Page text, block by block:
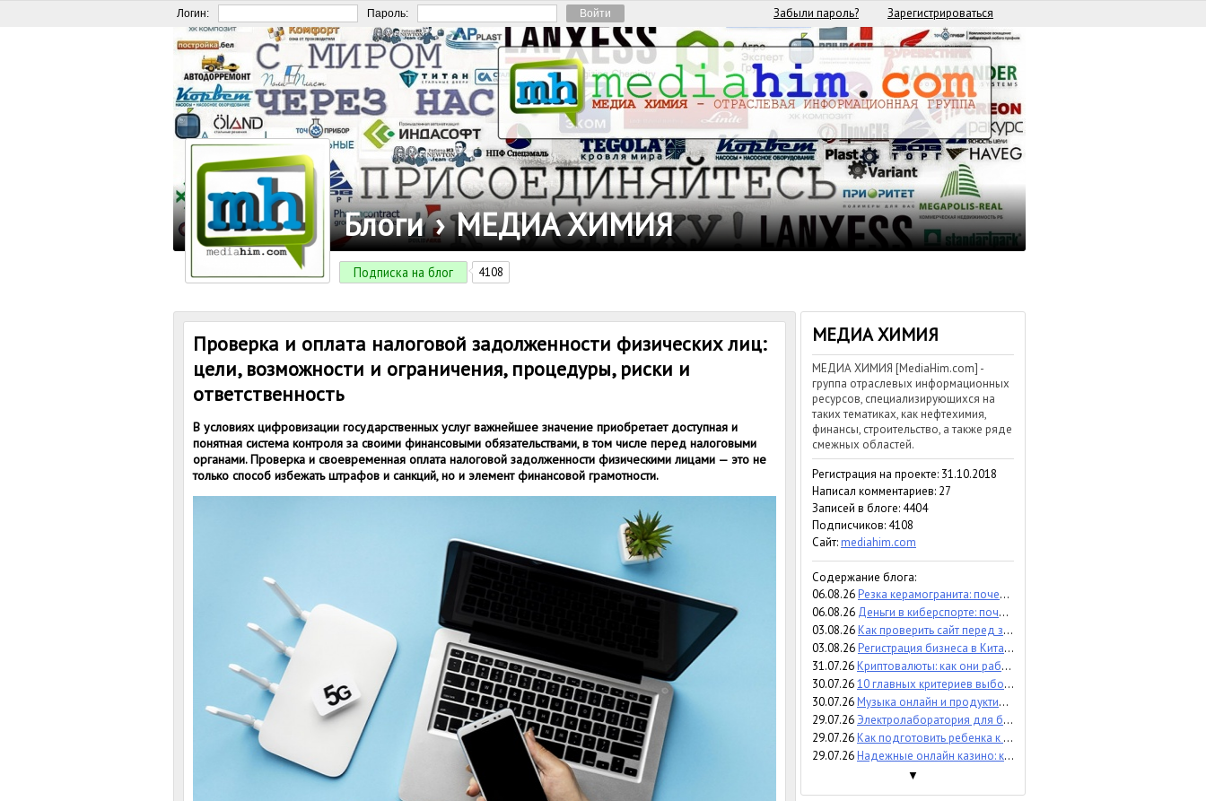
Логин: Пароль: Забыли пароль? Зарегистрироваться
Блоги › МЕДИА ХИМИЯ
Подписка на блог 4108
Проверка и оплата налоговой задолженности физических лиц:
цели, возможности и ограничения, процедуры, риски и
ответственность
В условиях цифровизации государственных услуг важнейшее значение приобретает доступная и
понятная система контроля за своими финансовыми обязательствами, в том числе перед налоговыми
органами. Проверка и своевременная оплата налоговой задолженности физическими лицами — это не
только способ избежать штрафов и санкций, но и элемент финансовой грамотности.
МЕДИА ХИМИЯ
МЕДИА ХИМИЯ [MediaHim.com] -
группа отраслевых информационных
ресурсов, специализирующихся на
таких тематиках, как нефтехимия,
финансы, строительство, а также ряде
смежных областей.
Регистрация на проекте: 31.10.2018
Написал комментариев: 27
Записей в блоге: 4404
Подписчиков: 4108
Сайт:mediahim.com
Содержание блога:
06.08.26Резка керамогранита: почему точность влияет на результат и расходы
06.08.26 Деньги в киберспорте: почему инвесторы вкладываются в бренд команды, а не в игрока (мнение)
03.08.26Как проверить сайт перед запуском - пошаговый аудит и контроль
03.08.26Регистрация бизнеса в Китае: что важно знать перед выходом на рынок
31.07.26Криптовалюты: как они работают, какие бывают и чем отличаются
30.07.2610 главных критериев выбора аттракционов для бизнеса
30.07.26Музыка онлайн и продуктивность: помогает сосредоточиться или отвлекает?
29.07.26 Электролаборатория для бизнеса: когда и зачем проверять электроустановки
29.07.26Как подготовить ребенка к процедуре УЗИ
29.07.26Надежные онлайн казино: критерии экспертного сравнения
▼